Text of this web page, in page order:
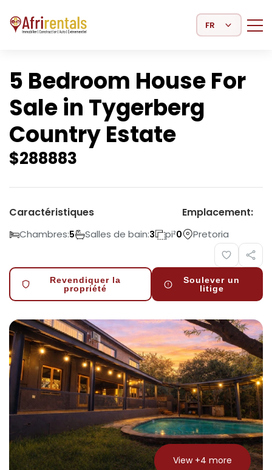
Select Language
5 Bedroom House For
Sale in Tygerberg
Country Estate
$288883
Caractéristiques
Chambres:5 Salles de bain:3 pi²0
Emplacement:
Pretoria
Revendiquer la
propriété
Soulever un
litige
View +4 more